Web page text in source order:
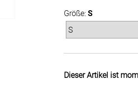
Größe: S
Dieser Artikel ist